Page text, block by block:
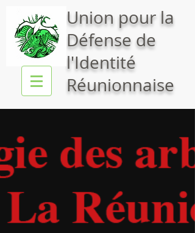
Union pour la
Défense de
l'Identité
Réunionnaise